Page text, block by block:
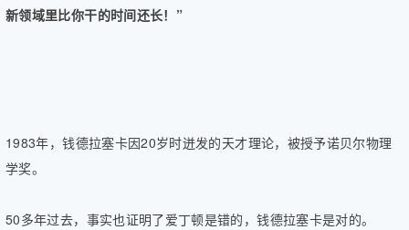
新领域里比你干的时间还长！”
1983年，钱德拉塞卡因20岁时迸发的天才理论，被授予诺贝尔物理
学奖。
50多年过去，事实也证明了爱丁顿是错的，钱德拉塞卡是对的。